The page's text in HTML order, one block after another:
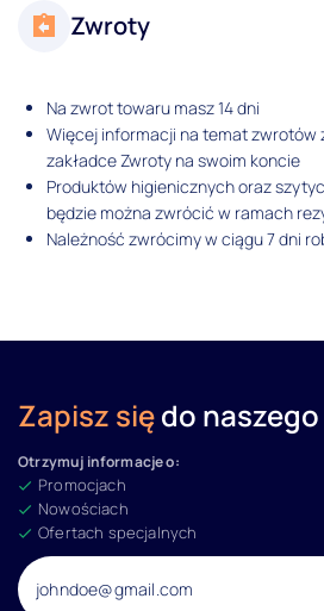
Zwroty
Na zwrot towaru masz 14 dni
Więcej informacji na temat zwrotów
zakładce Zwroty na swoim koncie
Produktów higienicznych oraz
będzie można zwrócić w ramach
Należność zwrócimy w ciągu 7 dni
Zapisz siędo
Otrzymuj informacje o:
Promocjach
Nowościach
Ofertach specjalnych